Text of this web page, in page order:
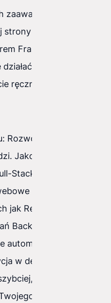
zaawansowanych
strony zawsze kończy
Frankensteina",
Ty lub Twoi
ręcznie przepisywać
Rozwój wymaga
Jako dwuosobowy
Stack), tworzymy
(wykorzystując
jak React i
Backendowych).
automatyzują procesy
w dedykowaną
uwalniając
zespołu